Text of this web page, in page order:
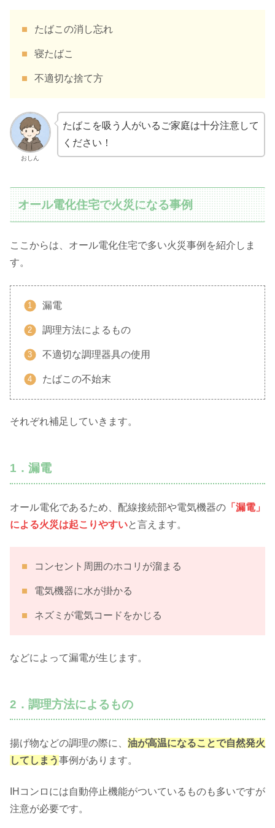
たばこの消し忘れ
寝たばこ
不適切な捨て方
おしん
たばこを吸う人がいるご家庭は十分注意して
ください！
オール電化住宅で火災になる事例
ここからは、オール電化住宅で多い火災事例を紹介しま
す。
漏電
調理方法によるもの
不適切な調理器具の使用
たばこの不始末
それぞれ補足していきます。
1．漏電
オール電化であるため、配線接続部や電気機器の 「漏電」
による火災は起こりやすいと言えます。
コンセント周囲のホコリが溜まる
電気機器に水が掛かる
ネズミが電気コードをかじる
などによって漏電が生じます。
2．調理方法によるもの
揚げ物などの調理の際に、 油が高温になることで自然発火
してしまう事例があります。
IHコンロには自動停止機能がついているものも多いですが
注意が必要です。